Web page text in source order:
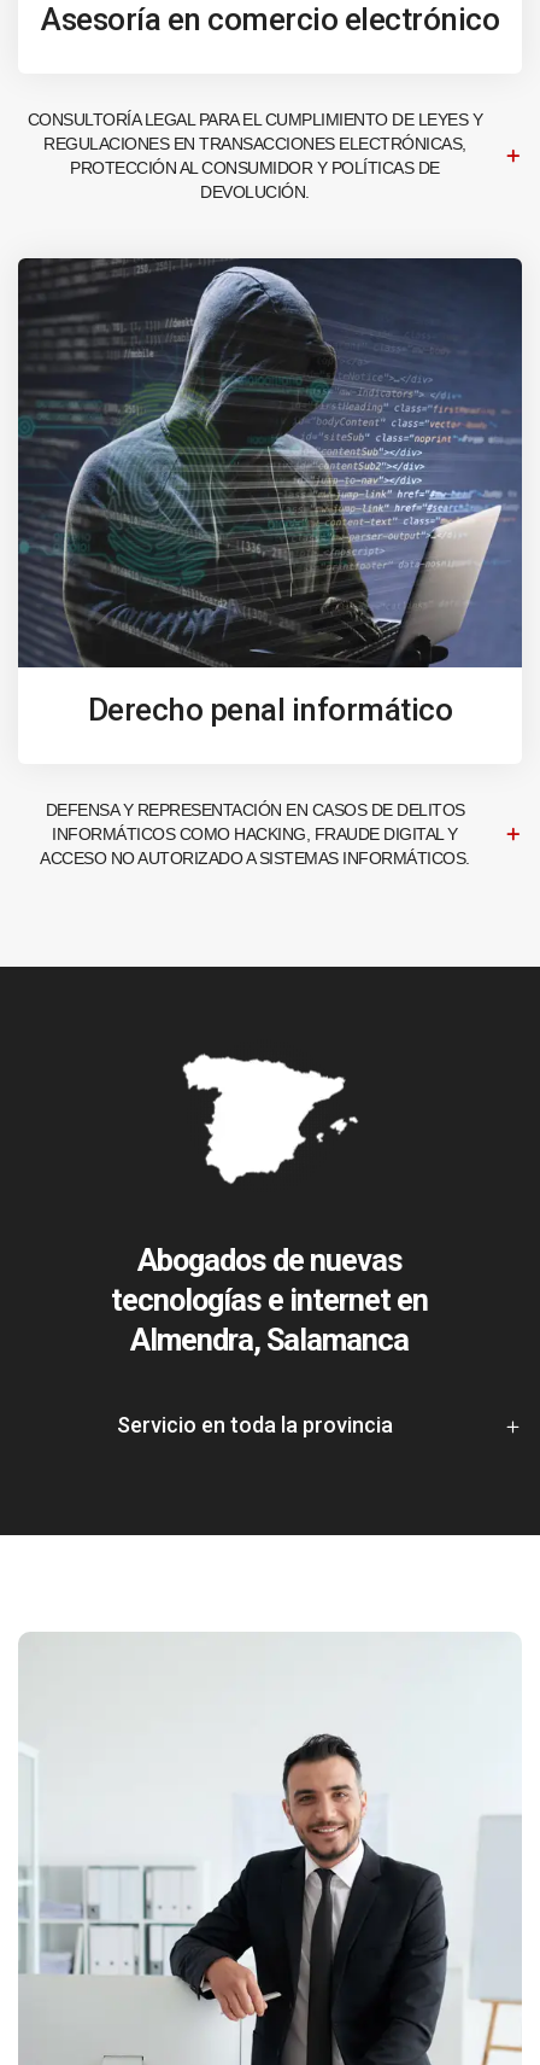
Asesoría en comercio electrónico
CONSULTORÍA LEGAL PARA EL CUMPLIMIENTO DE LEYES Y
REGULACIONES EN TRANSACCIONES ELECTRÓNICAS,
PROTECCIÓN AL CONSUMIDOR Y POLÍTICAS DE
DEVOLUCIÓN.
Derecho penal informático
DEFENSA Y REPRESENTACIÓN EN CASOS DE DELITOS
INFORMÁTICOS COMO HACKING, FRAUDE DIGITAL Y
ACCESO NO AUTORIZADO A SISTEMAS INFORMÁTICOS.
Abogados de nuevas
tecnologías e internet en
Almendra, Salamanca
Servicio en toda la provincia